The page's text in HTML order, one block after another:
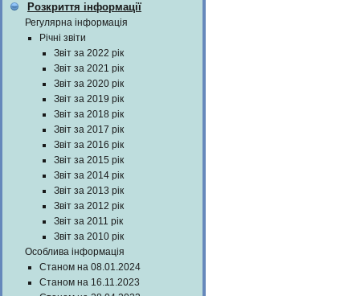
Розкриття інформації
Регулярна інформація
Річні звіти
Звіт за 2022 рік
Звіт за 2021 рік
Звіт за 2020 рік
Звіт за 2019 рік
Звіт за 2018 рік
Звіт за 2017 рік
Звіт за 2016 рік
Звіт за 2015 рік
Звіт за 2014 рік
Звіт за 2013 рік
Звіт за 2012 рік
Звіт за 2011 рік
Звіт за 2010 рік
Особлива інформація
Станом на 08.01.2024
Станом на 16.11.2023